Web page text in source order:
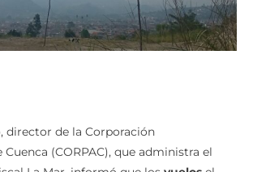
director de la Corporación
(CORPAC), que administra el